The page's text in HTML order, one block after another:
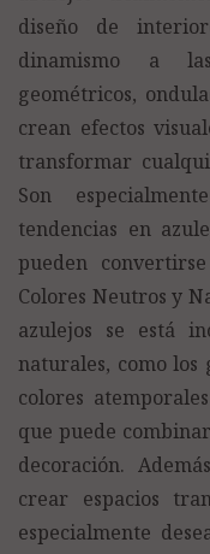
diseño de
dinamismo a
geométricos,
crean efectos
transformar
Son
tendencias en
pueden
Colores Neutros y
azulejos se está
naturales, como los
colores
que puede
decoración.
crear espacios
especialmente